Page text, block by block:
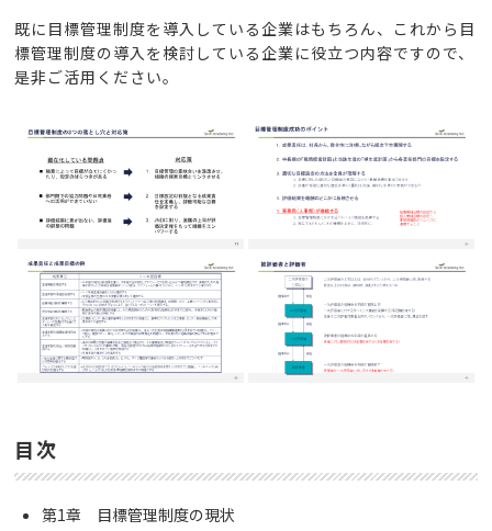
既に目標管理制度を導入している企業はもちろん、これから目
標管理制度の導入を検討している企業に役立つ内容ですので、
是非ご活用ください。
目次
第1章 目標管理制度の現状